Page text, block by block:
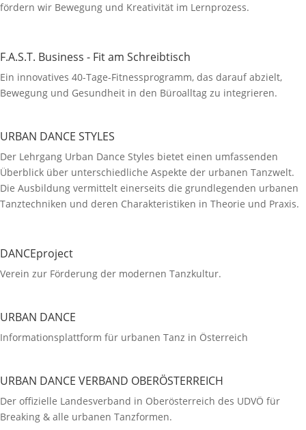
fördern wir Bewegung und Kreativität im Lernprozess.
F.A.S.T. Business - Fit am Schreibtisch
Ein innovatives 40-Tage-Fitnessprogramm, das darauf abzielt,
Bewegung und Gesundheit in den Büroalltag zu integrieren.
URBAN DANCE STYLES
Der Lehrgang Urban Dance Styles bietet einen umfassenden
Überblick über unterschiedliche Aspekte der urbanen Tanzwelt.
Die Ausbildung vermittelt einerseits die grundlegenden urbanen
Tanztechniken und deren Charakteristiken in Theorie und Praxis.
DANCEproject
Verein zur Förderung der modernen Tanzkultur.
URBAN DANCE
Informationsplattform für urbanen Tanz in Österreich
URBAN DANCE VERBAND OBERÖSTERREICH
Der offizielle Landesverband in Oberösterreich des UDVÖ für
Breaking & alle urbanen Tanzformen.